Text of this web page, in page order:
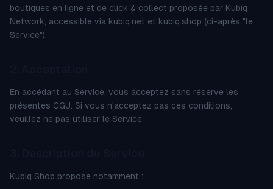
boutiques en ligne et de click & collect proposée par Kubiq
Network, accessible via kubiq.net et kubiq.shop (ci-après "le
Service").
En accédant au Service, vous acceptez sans réserve les
présentes CGU. Si vous n'acceptez pas ces conditions,
veuillez ne pas utiliser le Service.
Kubiq Shop propose notamment :